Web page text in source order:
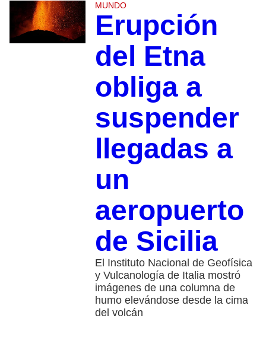
MUNDO
Erupción
del Etna
obliga a
suspender
llegadas a
un
aeropuerto
de Sicilia
El Instituto Nacional de Geofísica
y Vulcanología de Italia mostró
imágenes de una columna de
humo elevándose desde la cima
del volcán